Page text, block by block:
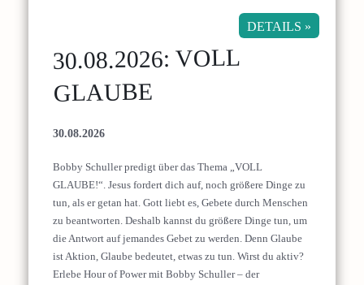
DETAILS »
30.08.2026: VOLL
GLAUBE
30.08.2026
Bobby Schuller predigt über das Thema „VOLL
GLAUBE!“. Jesus fordert dich auf, noch größere Dinge zu
tun, als er getan hat. Gott liebt es, Gebete durch Menschen
zu beantworten. Deshalb kannst du größere Dinge tun, um
die Antwort auf jemandes Gebet zu werden. Denn Glaube
ist Aktion, Glaube bedeutet, etwas zu tun. Wirst du aktiv?
Erlebe Hour of Power mit Bobby Schuller – der